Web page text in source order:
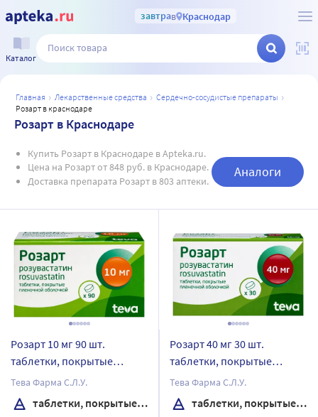
завтрав Краснодар
Каталог
главная лекарственные средства
сердечно-сосудистые препараты
розарт в краснодаре
Розарт в Краснодаре
Купить Розарт в Краснодаре в Apteka.ru.
Цена на Розарт от 848 руб. в Краснодаре.
Доставка препарата Розарт в 803 аптеки.
Аналоги
Розарт 10 мг 90 шт.
таблетки, покрытые
пленочной оболочкой
Тева Фарма С.Л.У.
таблетки, покрытые пленочной оболочкой
Розарт 40 мг 30 шт.
таблетки, покрытые
пленочной оболочкой
Тева Фарма С.Л.У.
таблетки, покрытые пленочной оболочкой